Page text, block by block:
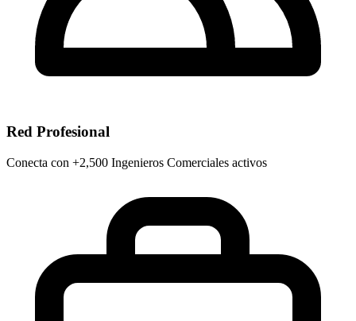
Red Profesional
Conecta con +2,500 Ingenieros Comerciales activos